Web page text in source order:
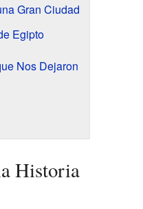
Gran Ciudad
Egipto
Nos Dejaron
Historia